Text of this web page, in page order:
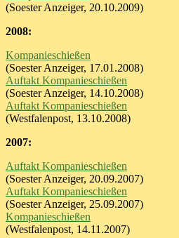
(Soester Anzeiger, 20.10.2009)
2008:
Kompanieschießen
(Soester Anzeiger, 17.01.2008)
Auftakt Kompanieschießen
(Soester Anzeiger, 14.10.2008)
Auftakt Kompanieschießen
(Westfalenpost, 13.10.2008)
2007:
Auftakt Kompanieschießen
(Soester Anzeiger, 20.09.2007)
Auftakt Kompanieschießen
(Soester Anzeiger, 25.09.2007)
Kompanieschießen
(Westfalenpost, 14.11.2007)